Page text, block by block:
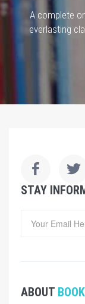
A complete
everlasting
STAY
ABOUT